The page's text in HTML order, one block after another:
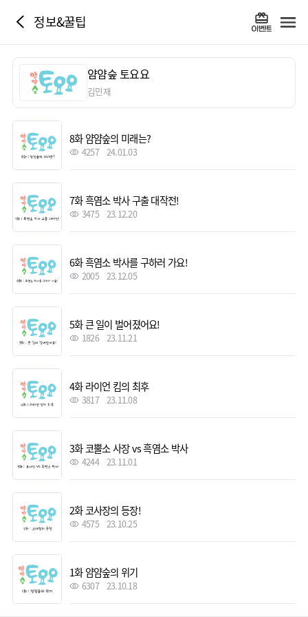
정보&꿀팁
얌얌숲 토요요
김민재
8화 얌얌숲의 미래는?
4257 24.01.03
7화 흑염소 박사 구출 대작전!
3475 23.12.20
6화 흑염소 박사를 구하러 가요!
2005 23.12.05
5화 큰 일이 벌어졌어요!
1826 23.11.21
4화 라이언 킴의 최후
3817 23.11.08
3화 코뿔소 사장 vs 흑염소 박사
4244 23.11.01
2화 코사장의 등장!
4575 23.10.25
1화 얌얌숲의 위기
6307 23.10.18